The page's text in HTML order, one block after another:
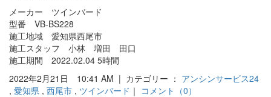
メーカー ツインバード
型番 VB-BS228
施工地域 愛知県西尾市
施工スタッフ 小林 増田 田口
施工期間 2022.02.04 5時間
2022年2月21日 10:41 AM | カテゴリー ： アンシンサービス24
, 愛知県 , 西尾市 , ツインバード ｜ コメント（0）